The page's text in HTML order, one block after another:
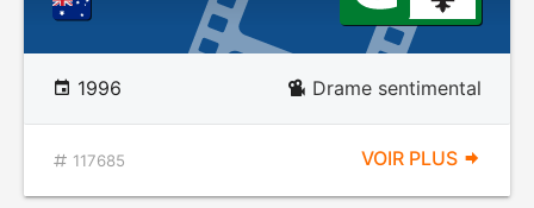
1996 Drame sentimental
117685 VOIR PLUS